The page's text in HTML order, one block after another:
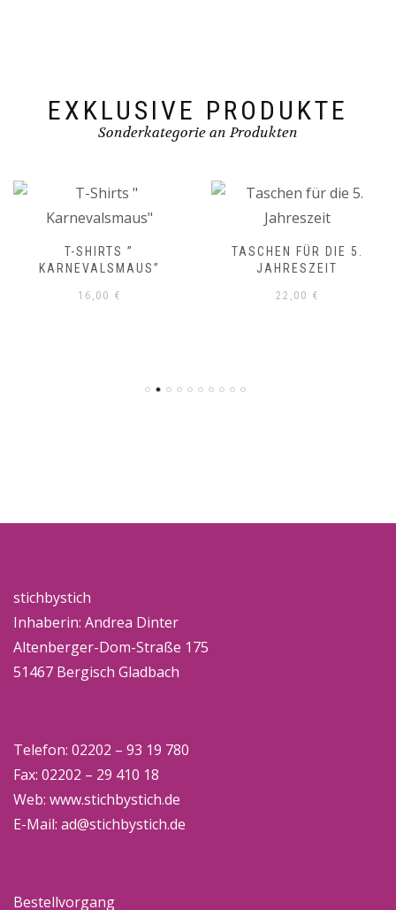
EXKLUSIVE PRODUKTE
Sonderkategorie an Produkten
T-SHIRTS ”
KARNEVALSMAUS”
16,00 €
TASCHEN FÜR DIE 5.
JAHRESZEIT
22,00 €
stichbystich
Inhaberin: Andrea Dinter
Altenberger-Dom-Straße 175
51467 Bergisch Gladbach
Telefon: 02202 – 93 19 780
Fax: 02202 – 29 410 18
Web: www.stichbystich.de
E-Mail: ad@stichbystich.de
Bestellvorgang